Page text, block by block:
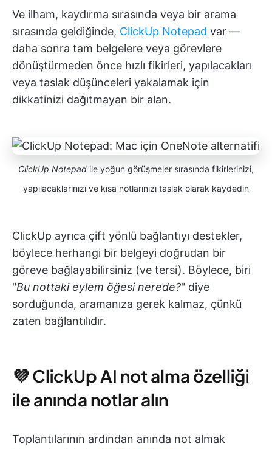
Ve ilham, kaydırma sırasında veya bir arama
sırasında geldiğinde, ClickUp Notepad var —
daha sonra tam belgelere veya görevlere
dönüştürmeden önce hızlı fikirleri, yapılacakları
veya taslak düşünceleri yakalamak için
dikkatinizi dağıtmayan bir alan.
ClickUp Notepad ile yoğun görüşmeler sırasında fikirlerinizi,
yapılacaklarınızı ve kısa notlarınızı taslak olarak kaydedin
ClickUp ayrıca çift yönlü bağlantıyı destekler,
böylece herhangi bir belgeyi doğrudan bir
göreve bağlayabilirsiniz (ve tersi). Böylece, biri
"Bu nottaki eylem öğesi nerede?" diye
sorduğunda, aramanıza gerek kalmaz, çünkü
zaten bağlantılıdır.
💜 ClickUp AI not alma özelliği
ile anında notlar alın
Toplantılarının ardından anında not almak